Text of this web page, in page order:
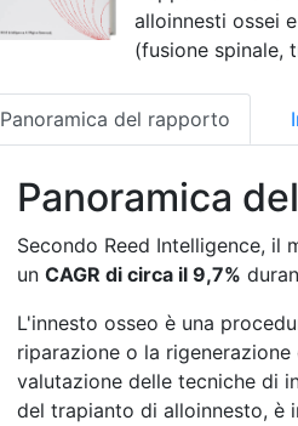
alloinnesti ossei
(fusione spinale,
Panoramica del rapporto
Panoramica
Secondo Reed Intelligence, il
un CAGR di circa il 9,7%
L'innesto osseo è una
riparazione o la
valutazione delle tecniche di
del trapianto di alloinnesto, è